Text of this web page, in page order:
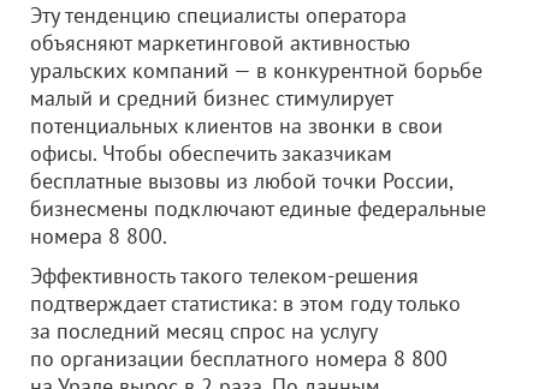
Эту тенденцию специалисты оператора
объясняют маркетинговой активностью
уральских компаний — в конкурентной борьбе
малый и средний бизнес стимулирует
потенциальных клиентов на звонки в свои
офисы. Чтобы обеспечить заказчикам
бесплатные вызовы из любой точки России,
бизнесмены подключают единые федеральные
номера 8 800.
Эффективность такого телеком-решения
подтверждает статистика: в этом году только
за последний месяц спрос на услугу
по организации бесплатного номера 8 800